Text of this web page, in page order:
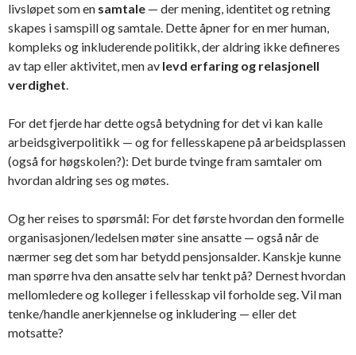
livsløpet som en samtale — der mening, identitet og retning
skapes i samspill og samtale. Dette åpner for en mer human,
kompleks og inkluderende politikk, der aldring ikke defineres
av tap eller aktivitet, men av levd erfaring og relasjonell
verdighet.
For det fjerde har dette også betydning for det vi kan kalle
arbeidsgiverpolitikk — og for fellesskapene på arbeidsplassen
(også for høgskolen?): Det burde tvinge fram samtaler om
hvordan aldring ses og møtes.
Og her reises to spørsmål: For det første hvordan den formelle
organisasjonen/ledelsen møter sine ansatte — også når de
nærmer seg det som har betydd pensjonsalder. Kanskje kunne
man spørre hva den ansatte selv har tenkt på? Dernest hvordan
mellomledere og kolleger i fellesskap vil forholde seg. Vil man
tenke/handle anerkjennelse og inkludering — eller det
motsatte?